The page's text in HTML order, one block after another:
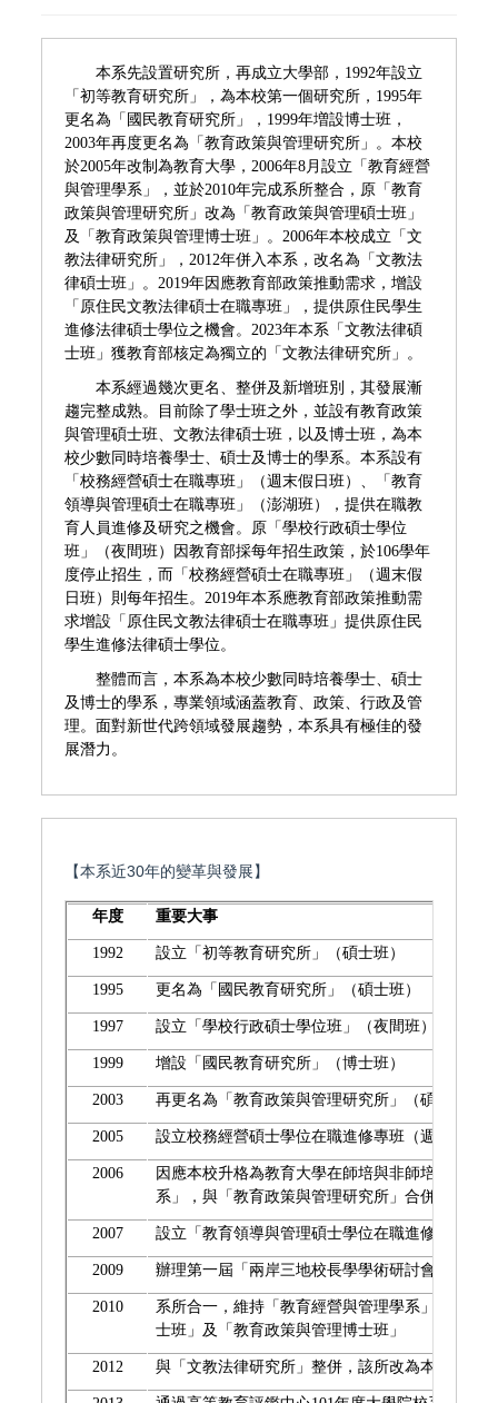
本系先設置研究所，再成立大學部，1992年設立
「初等教育研究所」，為本校第一個研究所，1995年
更名為「國民教育研究所」，1999年増設博士班，
2003年再度更名為「教育政策與管理研究所」。本校
於2005年改制為教育大學，2006年8月設立「教育經營
與管理學系」，並於2010年完成系所整合，原「教育
政策與管理研究所」改為「教育政策與管理碩士班」
及「教育政策與管理博士班」。2006年本校成立「文
教法律研究所」，2012年併入本系，改名為「文教法
律碩士班」。2019年因應教育部政策推動需求，增設
「原住民文教法律碩士在職專班」，提供原住民學生
進修法律碩士學位之機會。2023年本系「文教法律碩
士班」獲教育部核定為獨立的「文教法律研究所」。
本系經過幾次更名、整併及新增班別，其發展漸
趨完整成熟。目前除了學士班之外，並設有教育政策
與管理碩士班、文教法律碩士班，以及博士班，為本
校少數同時培養學士、碩士及博士的學系。本系設有
「校務經營碩士在職專班」（週末假日班）、「教育
領導與管理碩士在職專班」（澎湖班），提供在職教
育人員進修及研究之機會。原「學校行政碩士學位
班」（夜間班）因教育部採每年招生政策，於106學年
度停止招生，而「校務經營碩士在職專班」（週末假
日班）則每年招生。2019年本系應教育部政策推動需
求增設「原住民文教法律碩士在職專班」提供原住民
學生進修法律碩士學位。
整體而言，本系為本校少數同時培養學士、碩士
及博士的學系，專業領域涵蓋教育、政策、行政及管
理。面對新世代跨領域發展趨勢，本系具有極佳的發
展潛力。
【本系近30年的變革與發展】
年度 重要大事
1992 設立「初等教育研究所」（碩士班）
1995 更名為「國民教育研究所」（碩士班）
1997 設立「學校行政碩士學位班」（夜間班）
1999 增設「國民教育研究所」（博士班）
2003 再更名為「教育政策與管理研究所」（碩士班、
2005 設立校務經營碩士學位在職進修專班（週末班）
2006
因應本校升格為教育大學在師培與非師培學系各
系」，與「教育政策與管理研究所」合併，但維
2007 設立「教育領導與管理碩士學位在職進修專班」
2009 辦理第一屆「兩岸三地校長學學術研討會」
2010
系所合一，維持「教育經營與管理學系」名稱，
士班」及「教育政策與管理博士班」
2012 與「文教法律研究所」整併，該所改為本系之「